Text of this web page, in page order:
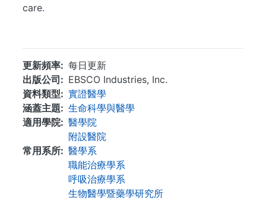
care.
更新頻率
每日更新
出版公司
EBSCO Industries, Inc.
資料類型
實證醫學
涵蓋主題
生命科學與醫學
適用學院
醫學院
附設醫院
常用系所
醫學系
職能治療學系
呼吸治療學系
生物醫學暨藥學研究所